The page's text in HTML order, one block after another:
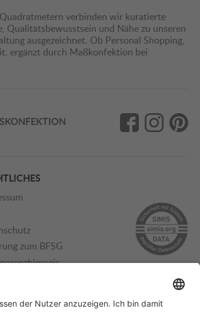
verbinden wir kuratierte
und Nähe zu unseren
ausgezeichnet. Ob Personal Shopping,
ergänzt durch Maßkonfektion bei
zum BFSG